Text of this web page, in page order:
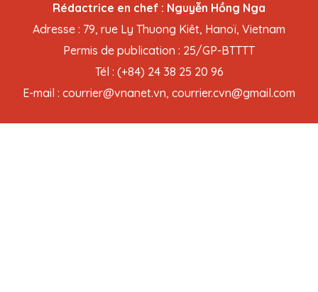
Rédactrice en chef : Nguyễn Hồng Nga
Adresse : 79, rue Ly Thuong Kiêt, Hanoï, Vietnam
Permis de publication : 25/GP-BTTTT
Tél : (+84) 24 38 25 20 96
E-mail : courrier@vnanet.vn, courrier.cvn@gmail.com